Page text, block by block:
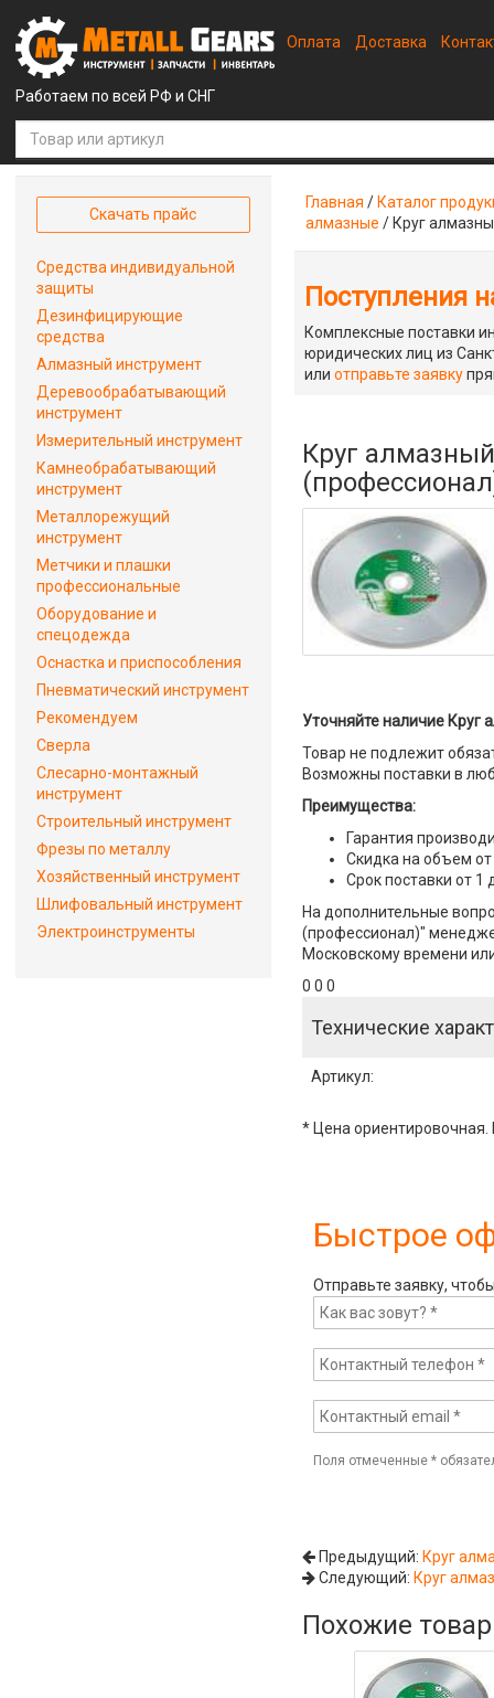
Работаем по всей РФ и СНГ
Оплата Доставка
Главная / Каталог
алмазные / Круг
Поступления
Комплексные поставки
юридических лиц из
илиотправьте заявку
Круг
Уточняйте наличие Круг
Товар не подлежит
Возможны поставки в
Преимущества:
Гарантия
Скидка на объем от
Срок поставки от 1
На дополнительные
(профессионал)"
Московскому времени
0 0 0
Технические
Артикул:
* Цена ориентировочная.
Быстрое
Отправьте заявку,
Поля отмеченные*
Предыдущий: Круг
Следующий: Круг
Похожие
Скачать прайс
Средства индивидуальной
защиты
Дезинфицирующие
средства
Алмазный инструмент
Деревообрабатывающий
инструмент
Измерительный инструмент
Камнеобрабатывающий
инструмент
Металлорежущий
инструмент
Метчики и плашки
профессиональные
Оборудование и
спецодежда
Оснастка и приспособления
Пневматический инструмент
Рекомендуем
Сверла
Слесарно-монтажный
инструмент
Строительный инструмент
Фрезы по металлу
Хозяйственный инструмент
Шлифовальный инструмент
Электроинструменты